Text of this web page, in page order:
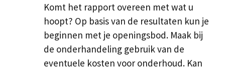
Komt het rapport overeen met wat u
hoopt? Op basis van de resultaten kun je
beginnen met je openingsbod. Maak bij
de onderhandeling gebruik van de
eventuele kosten voor onderhoud. Kan